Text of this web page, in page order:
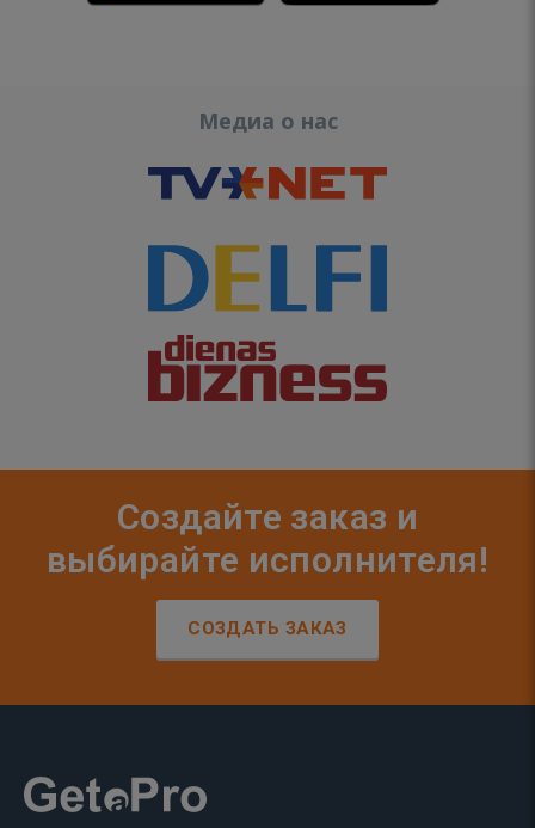
Медиа о нас
Создайте заказ и
выбирайте исполнителя!
СОЗДАТЬ ЗАКАЗ